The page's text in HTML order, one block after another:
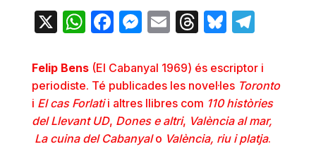
X WhatsApp
Facebook
Messenger
EmailThreads
Bluesky
Felip Bens (El Cabanyal 1969) és escriptor i
periodiste. Té publicades les novel·les Toronto
i El cas Forlatii altres llibres com 110 històries
del Llevant UD, Dones e altri, València al mar,
La cuina del Cabanyalo València, riu i platja.